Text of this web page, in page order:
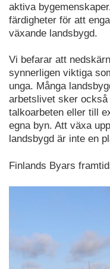
aktiva
färdigheter för att
växande landsbygd.
Vi befarar att
synnerligen viktiga
unga. Många
arbetslivet sker
talkoarbeten eller till
egna byn. Att växa
landsbygd är inte en
Finlands Byars